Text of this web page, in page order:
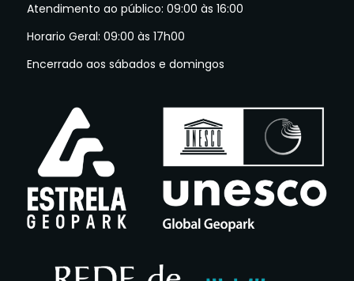
Atendimento ao público: 09:00 às 16:00
Horario Geral: 09:00 às 17h00
Encerrado aos sábados e domingos